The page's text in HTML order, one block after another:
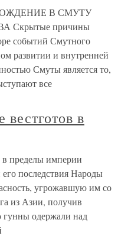
В СМУТУ
причины
событий Смутного
развитии и внутренней
Смуты является то,
все
в
в пределы империи
последствия Народы
угрожавшую им со
из Азии, получив
гунны одержали над